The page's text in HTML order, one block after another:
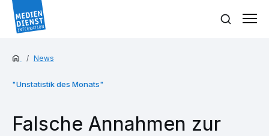
News
"Unstatistik des Monats"
Falsche Annahmen zur